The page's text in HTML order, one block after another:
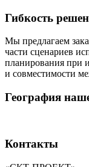
Гибкость
Мы предлагаем
части сценариев
планирования при
и совместимости
География
Контакты